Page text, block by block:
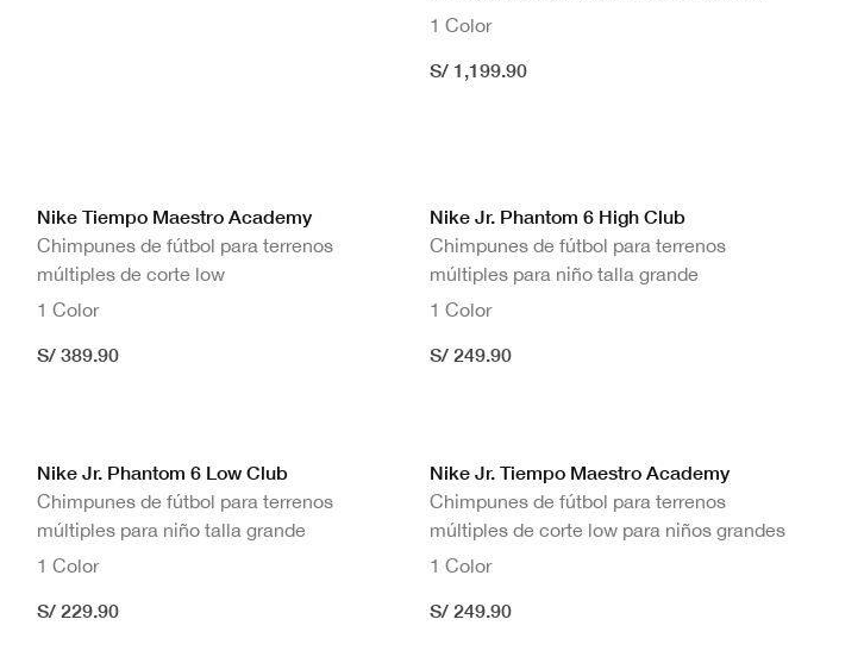
1 Color
S/ 1,199.90
Nike Tiempo Maestro Academy
Chimpunes de fútbol para terrenos
múltiples de corte low
1 Color
S/ 389.90
Nike Jr. Phantom 6 High Club
Chimpunes de fútbol para terrenos
múltiples para niño talla grande
1 Color
S/ 249.90
Nike Jr. Phantom 6 Low Club
Chimpunes de fútbol para terrenos
múltiples para niño talla grande
1 Color
S/ 229.90
Nike Jr. Tiempo Maestro Academy
Chimpunes de fútbol para terrenos
múltiples de corte low para niños grandes
1 Color
S/ 249.90